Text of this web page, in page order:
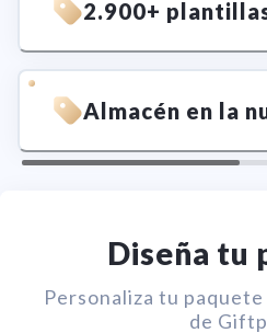
2.900+
Almacén en la
Diseña tu
Personaliza tu
de